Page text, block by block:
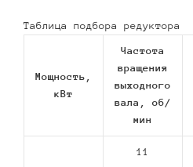
Таблица подбора редуктора
Мощность,
кВт
Частота
вращения
выходного
вала, об/
мин
11